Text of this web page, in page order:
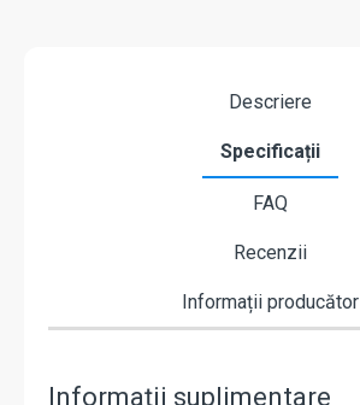
Descriere
Specificații
FAQ
Recenzii
Informații producător
Informații suplimentare